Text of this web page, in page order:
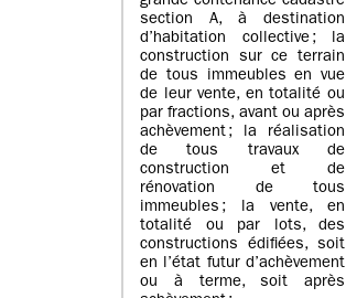
section A, à destination
d’habitation collective ; la
construction sur ce terrain
de tous immeubles en vue
de leur vente, en totalité ou
par fractions, avant ou après
achèvement ; la réalisation
de tous travaux de
construction et de
rénovation de tous
immeubles ; la vente, en
totalité ou par lots, des
constructions édifiées, soit
en l’état futur d’achèvement
ou à terme, soit après